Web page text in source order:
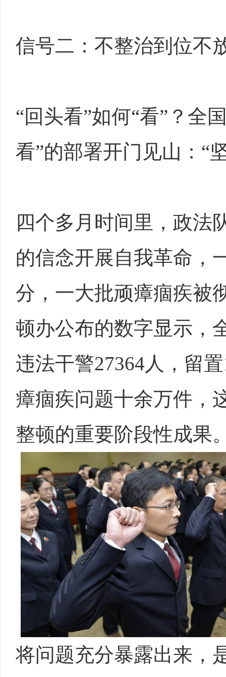
信号二：不整治到位不
“回头看”如何“看”？全
看”的部署开门见山：“
四个多月时间里，政法
的信念开展自我革命，
分，一大批顽瘴痼疾被
顿办公布的数字显示，
违法干警27364人，留
瘴痼疾问题十余万件，
整顿的重要阶段性成果
将问题充分暴露出来，